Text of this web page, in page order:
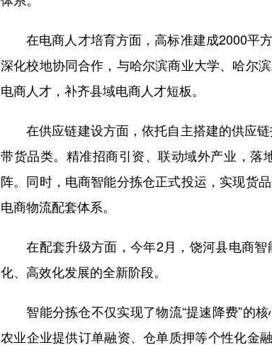
在电商人才培育方面，高标准建成2000平方
深化校地协同合作，与哈尔滨商业大学、哈尔
电商人才，补齐县域电商人才短板。
在供应链建设方面，依托自主搭建的供应链
带货品类。精准招商引资、联动域外产业，
阵。同时，电商智能分拣仓正式投运，实现货
电商物流配套体系。
在配套升级方面，今年2月，饶河县电商智
化、高效化发展的全新阶段。
智能分拣仓不仅实现了物流“提速降费”的核
农业企业提供订单融资、仓单质押等个性化金